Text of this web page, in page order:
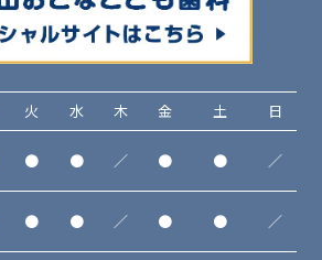
火 水 木 金 土 日
● ● ／ ● ● ／
● ● ／ ● ● ／